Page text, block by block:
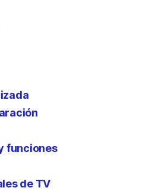
funciones
de TV